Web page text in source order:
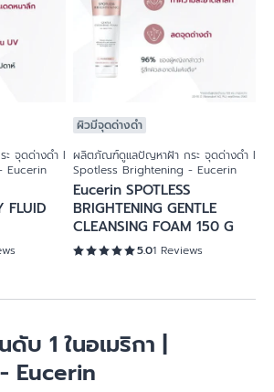
จุดด่างดำ l
Eucerin
FLUID
ผิวมีจุดด่างดำ
ผลิตภัณฑ์ดูแลปัญหาฝ้า กระ จุดด่างดำ l
Spotless Brightening - Eucerin
Eucerin SPOTLESS
BRIGHTENING GENTLE
CLEANSING FOAM 150 G
5.01 Reviews
บ 1 ในอเมริกา |
Eucerin